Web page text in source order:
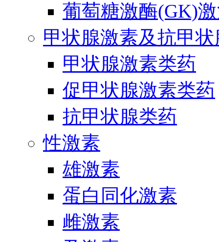
葡萄糖激酶(GK)
甲状腺激素及抗甲
甲状腺激素类药
促甲状腺激素类药
抗甲状腺类药
性激素
雄激素
蛋白同化激素
雌激素